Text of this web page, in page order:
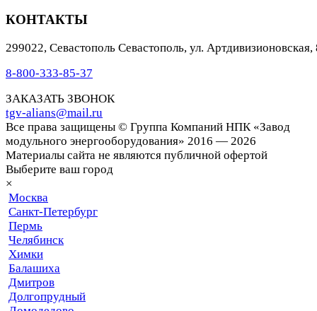
КОНТАКТЫ
299022, Севастополь Севастополь, ул. Артдивизионовская,
8-800-333-85-37
ЗАКАЗАТЬ ЗВОНОК
tgv-alians@mail.ru
Все права защищены © Группа Компаний НПК «Завод
модульного энергооборудования» 2016 — 2026
Материалы сайта не являются публичной офертой
Выберите ваш город
×
Москва
Санкт-Петербург
Пермь
Челябинск
Химки
Балашиха
Дмитров
Долгопрудный